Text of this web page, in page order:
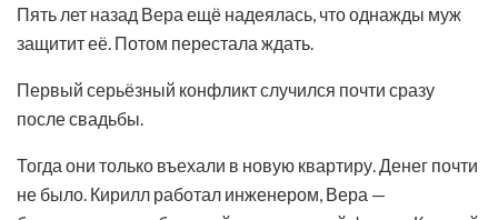
Пять лет назад Вера ещё надеялась, что однажды муж
защитит её. Потом перестала ждать.
Первый серьёзный конфликт случился почти сразу
после свадьбы.
Тогда они только въехали в новую квартиру. Денег почти
не было. Кирилл работал инженером, Вера —